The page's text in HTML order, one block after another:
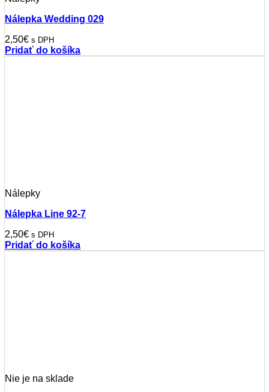
Nálepka Wedding 029
2,50€ s DPH
Pridať do košíka
Nálepky
Nálepka Line 92-7
2,50€ s DPH
Pridať do košíka
Nie je na sklade